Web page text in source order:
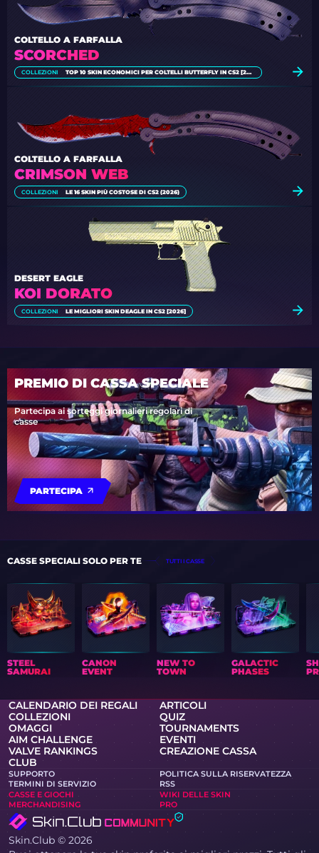
SCORCHED
COLTELLO A FARFALLA
COLLEZIONI TOP 10 SKIN ECONOMICI PER COLTELLI BUTTERFLY IN CS2 [2026]
CRIMSON WEB
COLTELLO A FARFALLA
COLLEZIONI LE 16 SKIN PIÙ COSTOSE DI CS2 (2026)
KOI DORATO
DESERT EAGLE
COLLEZIONI LE MIGLIORI SKIN DEAGLE IN CS2 [2026]
PREMIO DI CASSA SPECIALE
Partecipa ai sorteggi giornalieri regolari di
casse
PARTECIPA
CASSE SPECIALI SOLO PER TE TUTTI I CASSE
STEEL
SAMURAI
CANON
EVENT
NEW TO
TOWN
GALACTIC
PHASES
CALENDARIO DEI REGALI
ARTICOLI
COLLEZIONI
QUIZ
OMAGGI
TOURNAMENTS
AIM CHALLENGE
EVENTI
VALVE RANKINGS
CREAZIONE CASSA
CLUB
SUPPORTO
POLITICA SULLA RISERVATEZZA
TERMINI DI SERVIZIO
RSS
CASSE E GIOCHI
WIKI DELLE SKIN
MERCHANDISING
PRO
Skin.Club © 2026